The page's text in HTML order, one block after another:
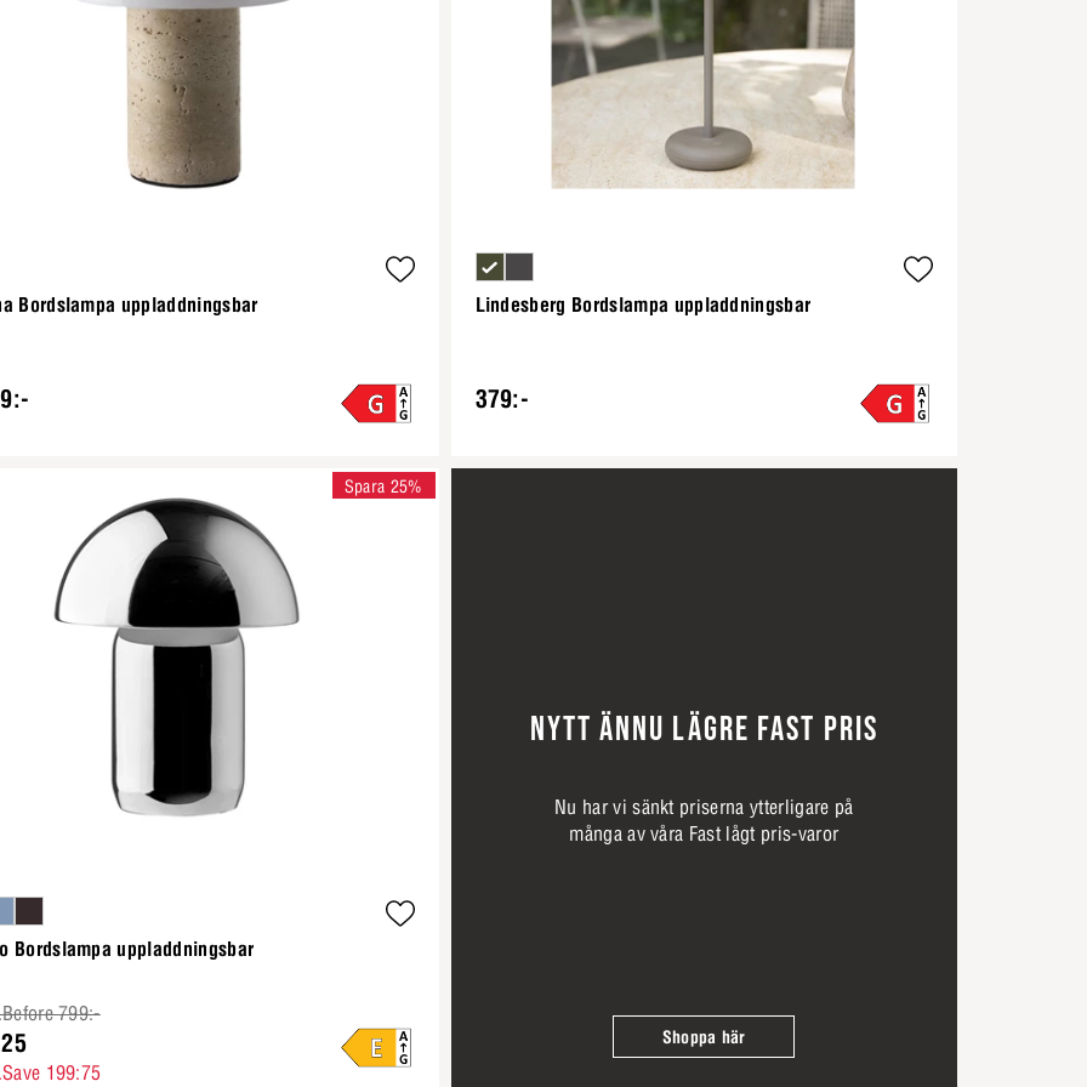
Bordslampa uppladdningsbar Lindesberg Bordslampa uppladdningsbar
379:-
Bordslampa uppladdningsbar
799:-
199:75
Spara 25%
NYTT ÄNNU LÄGRE FAST PRIS
Nu har vi sänkt priserna ytterligare på
många av våra Fast lågt pris-varor
Shoppa här